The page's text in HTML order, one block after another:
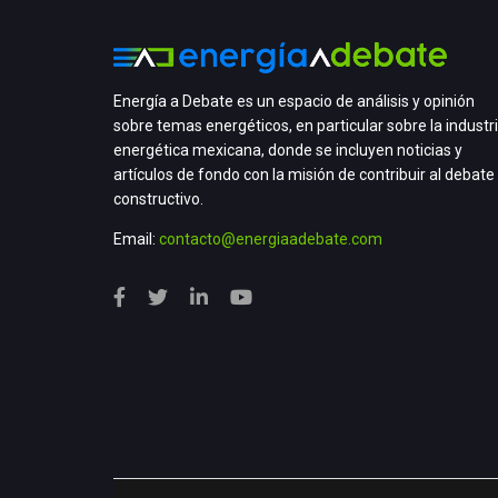
Energía a Debate es un espacio de análisis y opinión
sobre temas energéticos, en particular sobre la
energética mexicana, donde se incluyen noticias y
artículos de fondo con la misión de contribuir al debate
constructivo.
Email: contacto@energiaadebate.com